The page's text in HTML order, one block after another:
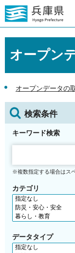
オープン
オープンデータの
検索条件
キーワード検索
※複数指定する場合はス
カテゴリ
データタイプ